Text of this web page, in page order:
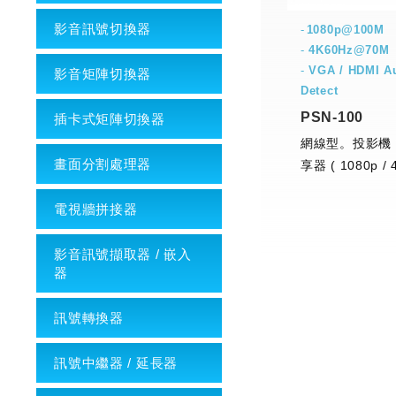
影音訊號切換器
影音矩陣切換器
插卡式矩陣切換器
畫面分割處理器
電視牆拼接器
影音訊號擷取器 / 嵌入
器
訊號轉換器
訊號中繼器 / 延長器
1080p@100M
-4K60Hz@70M
-VGA / HDMI
Detect
PSN-100
網線型。投影機
享器 ( 1080p /